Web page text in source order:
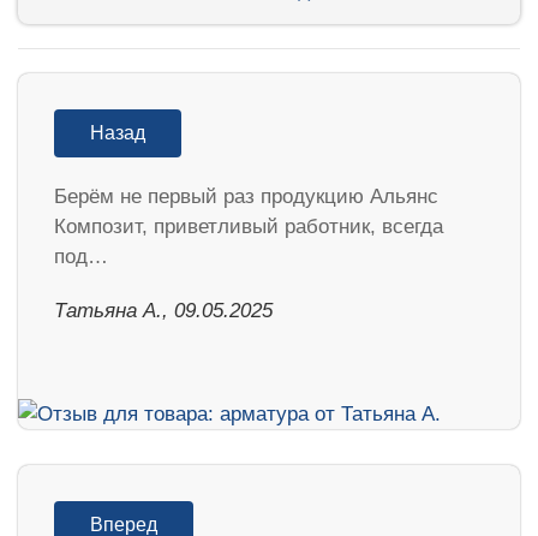
Назад
Берём не первый раз продукцию Альянс
Композит, приветливый работник, всегда
под…
Татьяна А., 09.05.2025
Вперед